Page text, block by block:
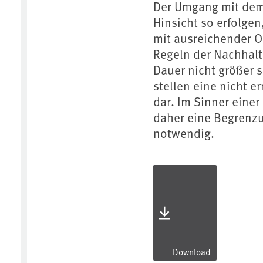
Der Umgang mit
Hinsicht so
mit ausreichender
Regeln der
Dauer nicht größer
stellen eine nicht
dar. Im Sinner
daher eine
notwendig.
Download